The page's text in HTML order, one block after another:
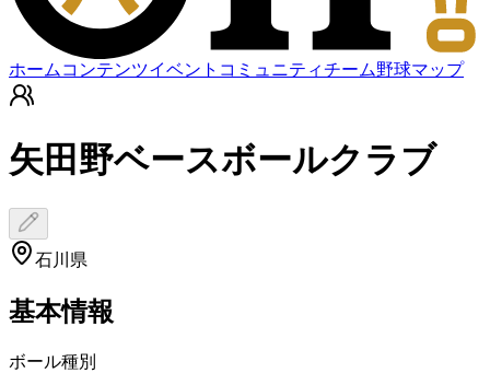
ホーム コンテンツイベント コミュニティチーム野球マップ
矢田野ベースボールクラブ
石川県
基本情報
ボール種別